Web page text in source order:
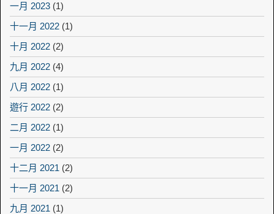
一月 2023 (1)
十一月 2022 (1)
十月 2022 (2)
九月 2022 (4)
八月 2022 (1)
遊行 2022 (2)
二月 2022 (1)
一月 2022 (2)
十二月 2021 (2)
十一月 2021 (2)
九月 2021 (1)